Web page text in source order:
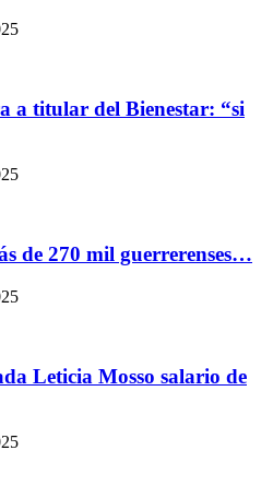
a titular del Bienestar: “si
de 270 mil guerrerenses…
Leticia Mosso salario de